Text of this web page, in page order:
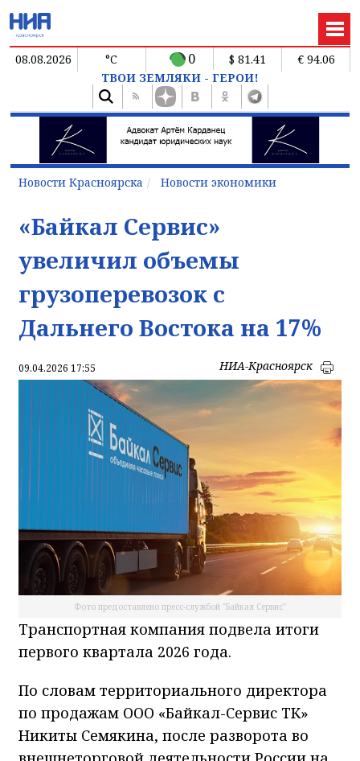
08.08.2026 °C 0 $ 81.41
€ 94.06
ТВОИ ЗЕМЛЯКИ - ГЕРОИ!
Новости Красноярска Новости экономики
«Байкал Сервис»
увеличил объемы
грузоперевозок с
Дальнего Востока на 17%
09.04.2026 17:55 НИА-Красноярск
Фото предоставлено пресс-службой "Байкал Сервис"
Транспортная компания подвела итоги
первого квартала 2026 года.
По словам территориального директора
по продажам ООО «Байкал-Сервис ТК»
Никиты Семякина, после разворота во